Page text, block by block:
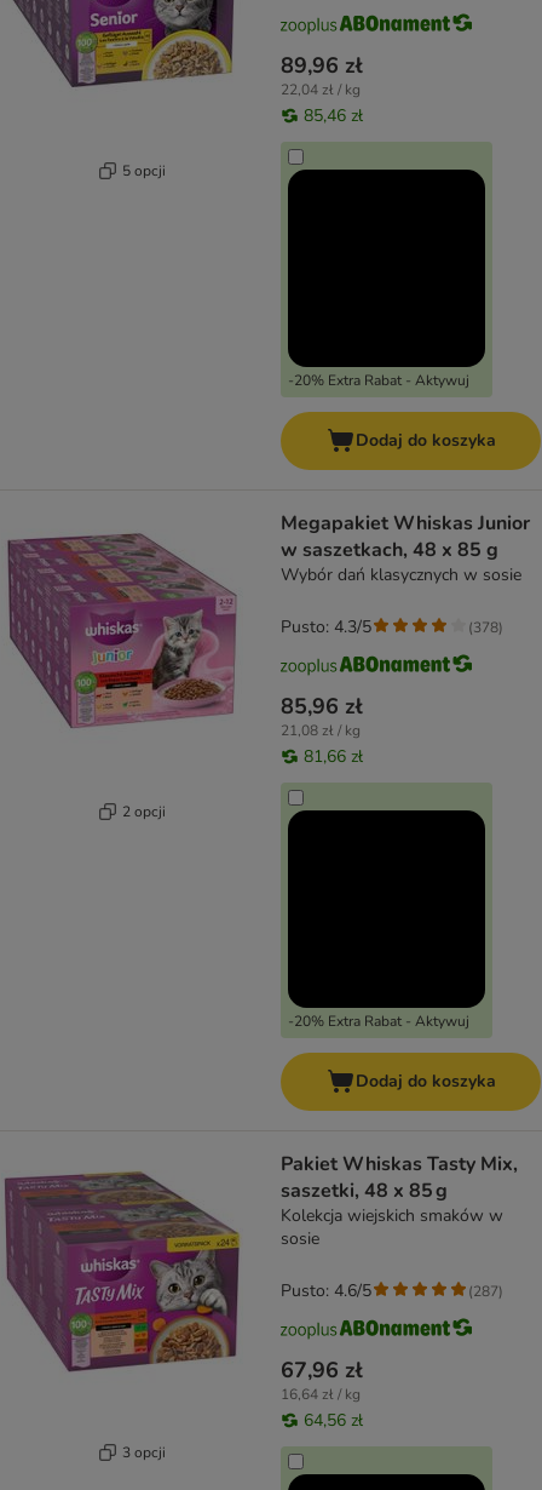
5 opcji
89,96 zł
22,04 zł / kg
85,46 zł
-20% Extra Rabat - Aktywuj
Dodaj do koszyka
2 opcji
Megapakiet Whiskas Junior
w saszetkach, 48 x 85 g
Wybór dań klasycznych w sosie
85,96 zł
21,08 zł / kg
81,66 zł
-20% Extra Rabat - Aktywuj
Pusto: 4.3/5 (378)
Dodaj do koszyka
3 opcji
Pakiet Whiskas Tasty Mix,
saszetki, 48 x 85 g
Kolekcja wiejskich smaków w
sosie
67,96 zł
16,64 zł / kg
64,56 zł
Pusto: 4.6/5 (287)